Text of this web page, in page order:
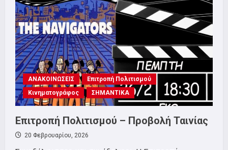
τον
ΟΤΕ
στην
Ερμού,
Παρασκευή
27/2,
στις
19:00
ΑΝΑΚΟΙΝΩΣΕΙΣ
Επιτροπή Πολιτισμού
Κινηματογράφος
ΣΗΜΑΝΤΙΚΑ
Επιτροπή Πολιτισμού – Προβολή Ταινίας
20 Φεβρουαρίου, 2026